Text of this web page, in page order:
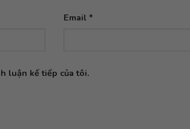
Email *
luận kế tiếp của tôi.